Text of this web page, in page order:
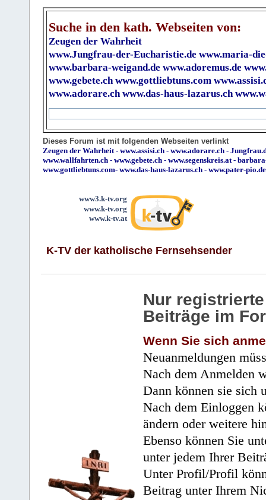
Suche in den kath. Webseiten von:
Zeugen der Wahrheit
www.Jungfrau-der-Eucharistie.de www.maria-
www.barbara-weigand.de www.adoremus.de
www.gebete.ch www.gottliebtuns.com
www.adorare.ch www.das-haus-lazarus.ch
Dieses Forum ist mit folgenden Webseiten verlinkt
Zeugen der Wahrheit - www.assisi.ch - www.adorare.ch -
www.wallfahrten.ch - www.gebete.ch - www.segenskreis.at -
www.gottliebtuns.com- www.das-haus-lazarus.ch - www.pater-pio.de
www3.k-tv.org
www.k-tv.org
www.k-tv.at
K-TV der katholische Fernsehsender
Nur
Beiträge im
Wenn Sie sich
Neuanmeldungen
Nach dem Anmelden
Dann können sie sich
Nach dem Einloggen
ändern oder weitere
Ebenso können Sie
unter jedem Ihrer
Unter Profil/Profil
Beitrag unter Ihrem